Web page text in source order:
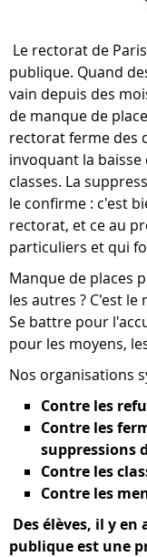
Le rectorat de
publique. Quand
vain depuis des
de manque de
rectorat ferme des
invoquant la
classes. La
le confirme : c'est
rectorat, et ce au
particuliers et qui
Manque de places
les autres ? C'est
Se battre pour
pour les moyens,
Nos organisations
Contre les
Contre les
suppressions
Contre les
Contre les
Des élèves, il y en
publique est une